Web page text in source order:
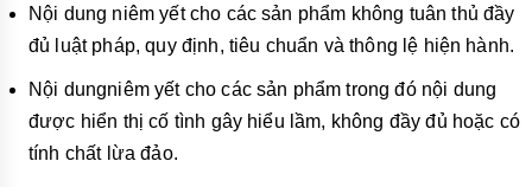
Nội dung niêm yết cho các sản phẩm không tuân thủ đầy
đủ luật pháp, quy định, tiêu chuẩn và thông lệ hiện hành.
Nội dungniêm yết cho các sản phẩm trong đó nội dung
được hiển thị cố tình gây hiểu lầm, không đầy đủ hoặc có
tính chất lừa đảo.